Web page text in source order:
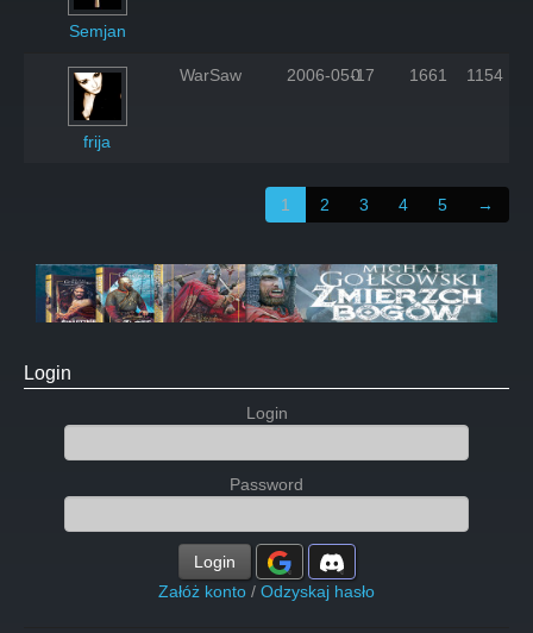
Semjan
frija
WarSaw 2006-05-17
0 1661 1154
1 2 3 4 5 →
Login
Login
Password
Login
Załóż konto / Odzyskaj hasło